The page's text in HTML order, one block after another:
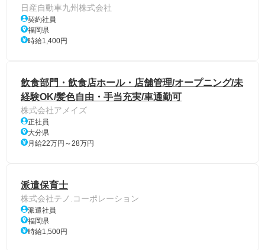
日産自動車九州株式会社
契約社員
福岡県
時給1,400円
飲食部門・飲食店ホール・店舗管理/オープニング/未
経験OK/髪色自由・手当充実/車通勤可
株式会社アメイズ
正社員
大分県
月給22万円～28万円
派遣保育士
株式会社テノ.コーポレーション
派遣社員
福岡県
時給1,500円